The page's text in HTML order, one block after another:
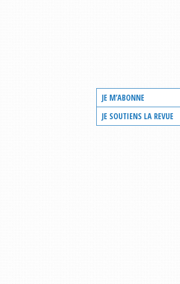
JE M’ABONNE
JE SOUTIENS LA REVUE